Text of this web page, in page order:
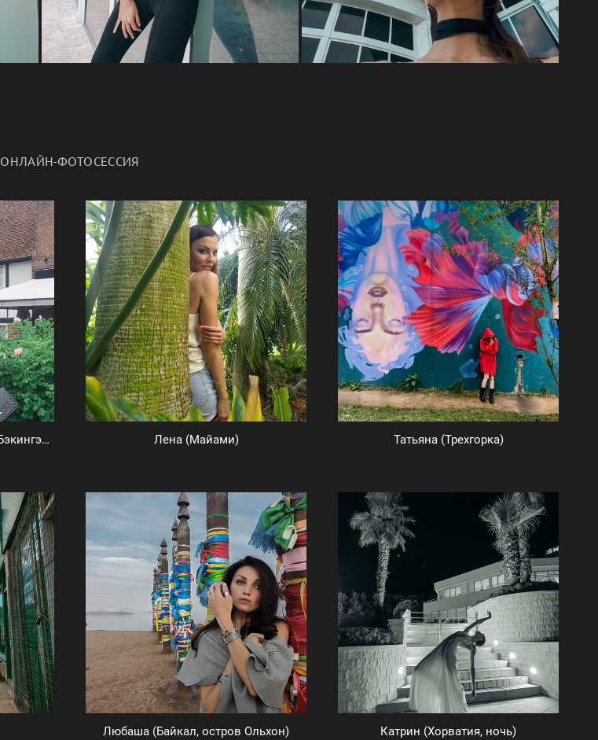
ОНЛАЙН-ФОТОСЕССИЯ
Наташа (Амершам, графство Бэкингэмпшир) Лена (Майами) Татьяна (Трехгорка)
Любаша (Байкал, остров Ольхон) Катрин (Хорватия, ночь)